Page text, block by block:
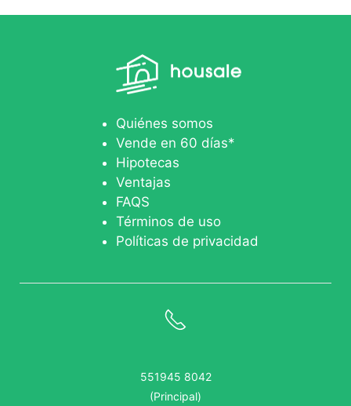
Quiénes somos
Vende en 60 días*
Hipotecas
Ventajas
FAQS
Términos de uso
Políticas de privacidad
551945 8042
(Principal)